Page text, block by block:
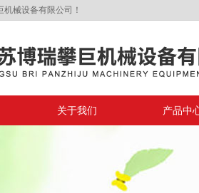
械设备有限公司！
关于我们 产品中